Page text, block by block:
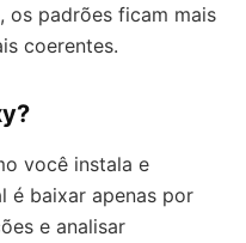
os padrões ficam mais
coerentes.
você instala e
é baixar apenas por
e analisar